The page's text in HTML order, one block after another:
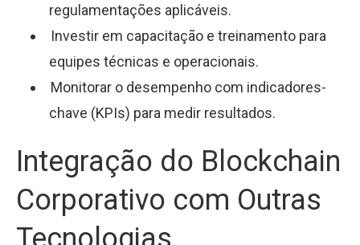
regulamentações aplicáveis.
Investir em capacitação e treinamento para
equipes técnicas e operacionais.
Monitorar o desempenho com indicadores-
chave (KPIs) para medir resultados.
Integração do Blockchain
Corporativo com Outras